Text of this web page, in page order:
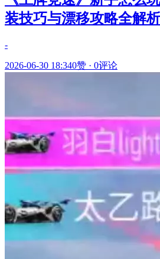
装技巧与漂移攻略全解析
-
2026-06-30 18:340赞 · 0评论